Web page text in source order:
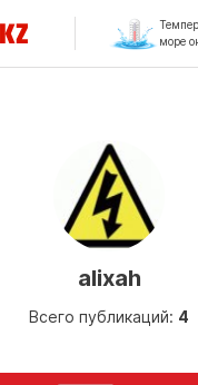
море
alixah
Всего публикаций: 4